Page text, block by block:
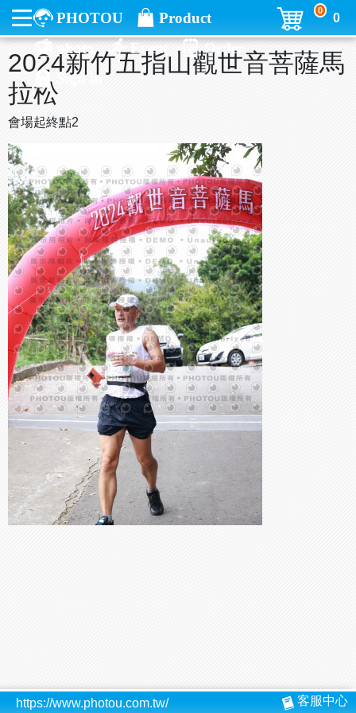
PHOTOU
Product
photo
Event
Order
Sign in
0
0
2024新竹五指山觀世音菩薩馬
拉松
會場起終點2
https://www.photou.com.tw/ 客服中心